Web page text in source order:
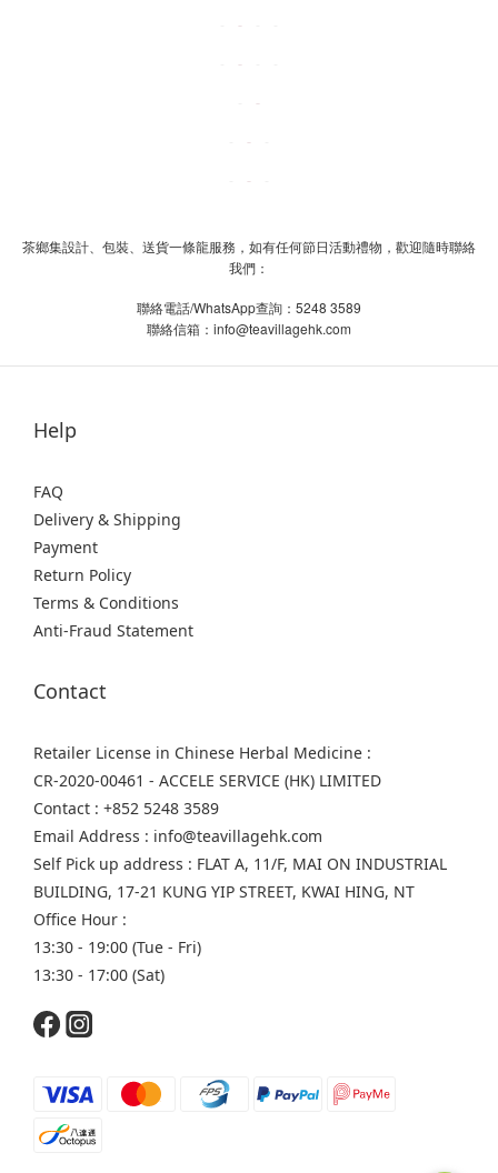
茶鄉集設計、包裝、送貨一條龍服務，如有任何節日活動禮物，歡迎隨時聯絡
我們：
聯絡電話/WhatsApp查詢： 5248 3589
聯絡信箱： info@teavillagehk.com
Help
FAQ
Delivery & Shipping
Payment
Return Policy
Terms & Conditions
Anti-Fraud Statement
Contact
Retailer License in Chinese Herbal Medicine :
CR-2020-00461 - ACCELE SERVICE (HK) LIMITED
Contact : +852 5248 3589
Email Address : info@teavillagehk.com
Self Pick up address : FLAT A, 11/F, MAI ON INDUSTRIAL
BUILDING, 17-21 KUNG YIP STREET, KWAI HING, NT
Office Hour :
13:30 - 19:00 (Tue - Fri)
13:30 - 17:00 (Sat)